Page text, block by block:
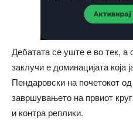
Дебатата се уште е во тек,
заклучи е доминацијата која
Пендаровски на почетокот
завршувањето на првиот
и контра реплики.